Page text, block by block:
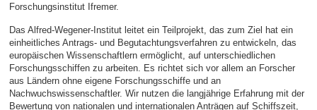
Forschungsinstitut Ifremer.
Das Alfred-Wegener-Institut leitet ein Teilprojekt, das zum Ziel hat ein
einheitliches Antrags- und Begutachtungsverfahren zu entwickeln, das
europäischen Wissenschaftlern ermöglicht, auf unterschiedlichen
Forschungsschiffen zu arbeiten. Es richtet sich vor allem an Forscher
aus Ländern ohne eigene Forschungsschiffe und an
Nachwuchswissenschaftler. Wir nutzen die langjährige Erfahrung mit der
Bewertung von nationalen und internationalen Anträgen auf Schiffszeit,